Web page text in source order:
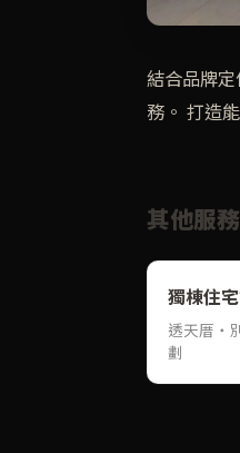
結合品牌
務。 打造
其他服務
獨棟住
透天厝・
劃